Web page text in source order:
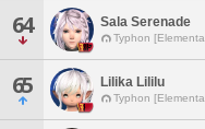
64 Sala Serenade
Typhon
65 Lilika Lililu
Typhon